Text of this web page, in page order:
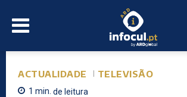
ACTUALIDADE TELEVISÃO
1 min. de leitura